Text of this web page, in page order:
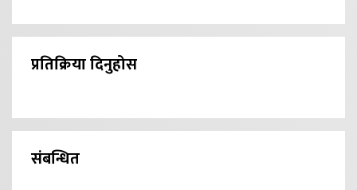
प्रतिक्रिया दिनुहोस
संबन्धित